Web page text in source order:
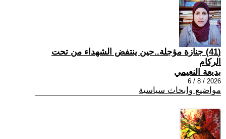
(41) جنازة مؤجلة..حين ينتفض الشهداء من تحت
الركام
بديعة النعيمي
2026 / 8 / 6
مواضيع وابحاث سياسية